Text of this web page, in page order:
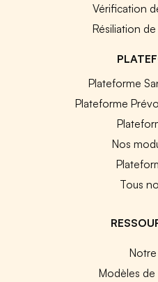
Vérification
Résiliation
Plateforme
Plateforme
Nos
Tous
Modèles